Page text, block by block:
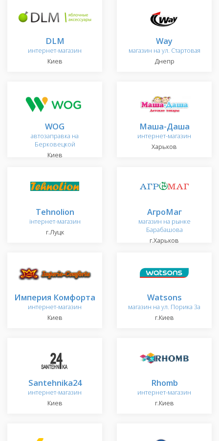
DLM
интернет-магазин
Киев
Way
магазин на ул. Стартовая
Днепр
WOG
автозаправка на
Берковецкой
Киев
Маша-Даша
интернет-магазин
Харьков
Tehnolion
інтернет-магазин
г.Луцк
АгроМаг
магазин на рынке
Барабашова
г.Харьков
Империя Комфорта
интернет-магазин
Киев
Watsons
магазин на ул. Порика 3а
г.Киев
Santehnika24
интернет-магазин
Киев
Rhomb
интернет-магазин
г.Киев